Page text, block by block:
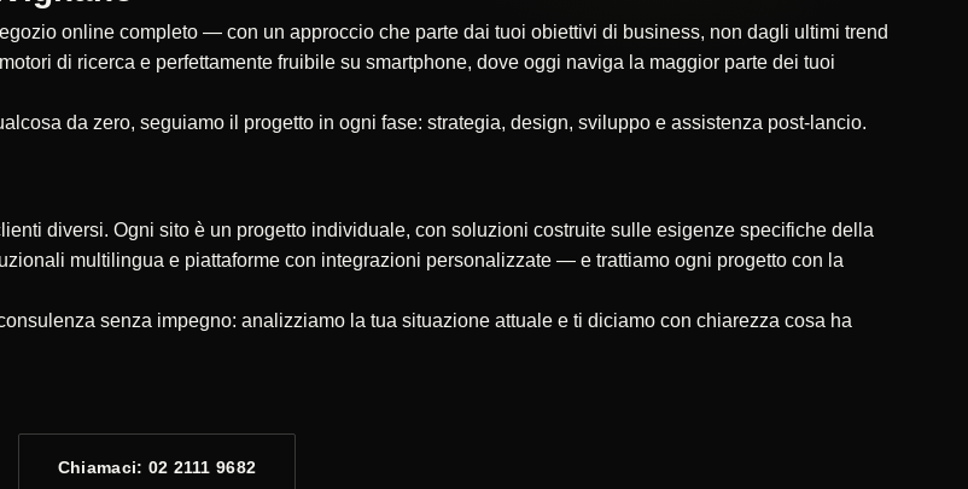
online completo — con un approccio che parte dai tuoi obiettivi di business, non dagli ultimi trend
di ricerca e perfettamente fruibile su smartphone, dove oggi naviga la maggior parte dei tuoi
da zero, seguiamo il progetto in ogni fase: strategia, design, sviluppo e assistenza post-lancio.
diversi. Ogni sito è un progetto individuale, con soluzioni costruite sulle esigenze specifiche della
multilingua e piattaforme con integrazioni personalizzate — e trattiamo ogni progetto con la
senza impegno: analizziamo la tua situazione attuale e ti diciamo con chiarezza cosa ha
Chiamaci: 02 2111 9682